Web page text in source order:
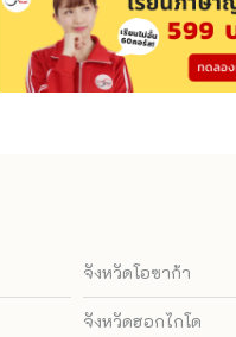
จังหวัดโอซาก้า
จังหวัดฮอกไกโด